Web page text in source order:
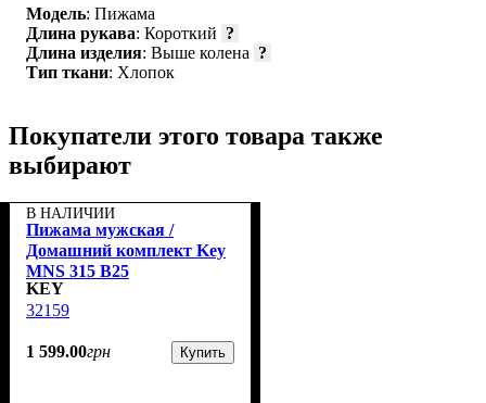
Модель: Пижама
Длина рукава: Короткий ?
Длина изделия: Выше колена ?
Тип ткани: Хлопок
Покупатели этого товара также
выбирают
В НАЛИЧИИ
Пижама мужская /
Домашний комплект Key
MNS 315 B25
KEY
32159
1 599.00грн Купить